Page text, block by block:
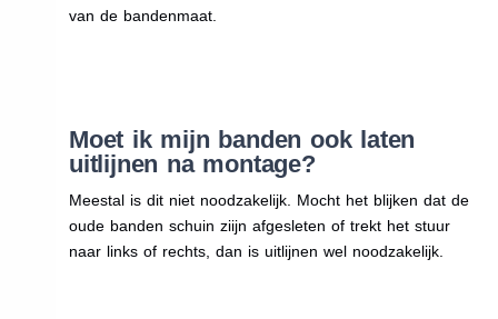
van de bandenmaat.
Moet ik mijn banden ook laten
uitlijnen na montage?
Meestal is dit niet noodzakelijk. Mocht het blijken dat de
oude banden schuin ziijn afgesleten of trekt het stuur
naar links of rechts, dan is uitlijnen wel noodzakelijk.